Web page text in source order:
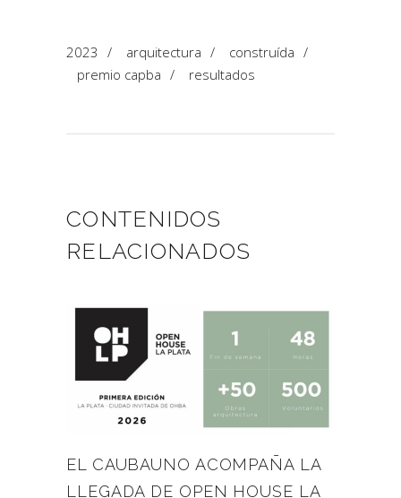
2023 / arquitectura / construída /
premio capba / resultados
CONTENIDOS
RELACIONADOS
EL CAUBAUNO ACOMPAÑA LA
LLEGADA DE OPEN HOUSE LA